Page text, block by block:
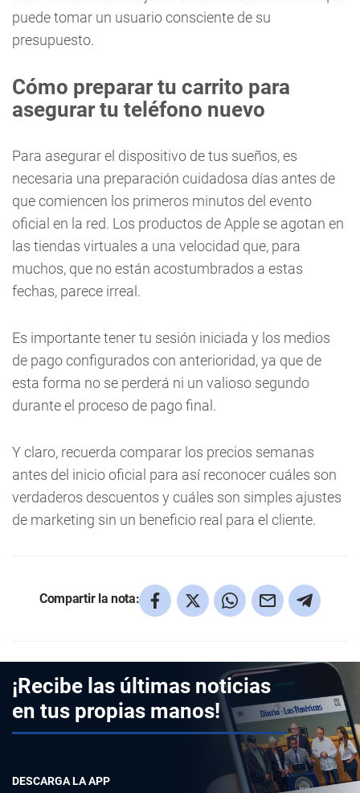
puede tomar un usuario consciente de su
presupuesto.
Cómo preparar tu carrito para
asegurar tu teléfono nuevo
Para asegurar el dispositivo de tus sueños, es
necesaria una preparación cuidadosa días antes de
que comiencen los primeros minutos del evento
oficial en la red. Los productos de Apple se agotan en
las tiendas virtuales a una velocidad que, para
muchos, que no están acostumbrados a estas
fechas, parece irreal.
Es importante tener tu sesión iniciada y los medios
de pago configurados con anterioridad, ya que de
esta forma no se perderá ni un valioso segundo
durante el proceso de pago final.
Y claro, recuerda comparar los precios semanas
antes del inicio oficial para así reconocer cuáles son
verdaderos descuentos y cuáles son simples ajustes
de marketing sin un beneficio real para el cliente.
Compartir la nota:
¡Recibe las últimas noticias
en tus propias manos!
DESCARGA LA APP